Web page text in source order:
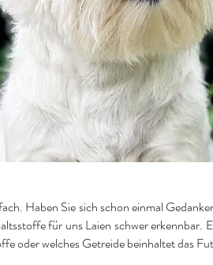
Haben Sie sich schon einmal
für uns Laien schwer erkennbar.
oder welches Getreide beinhaltet das